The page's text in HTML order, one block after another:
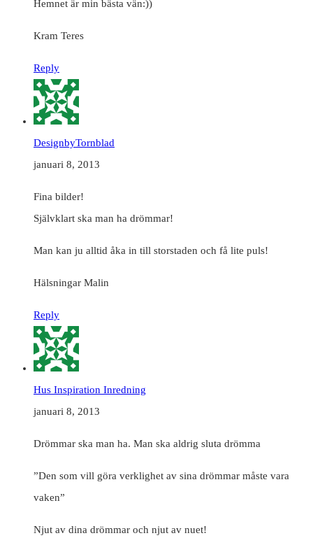
Hemnet är min bästa vän:))
Kram Teres
Reply
DesignbyTornblad
januari 8, 2013
Fina bilder!
Självklart ska man ha drömmar!
Man kan ju alltid åka in till storstaden och få lite puls!
Hälsningar Malin
Reply
Hus Inspiration Inredning
januari 8, 2013
Drömmar ska man ha. Man ska aldrig sluta drömma
”Den som vill göra verklighet av sina drömmar måste vara
vaken”
Njut av dina drömmar och njut av nuet!